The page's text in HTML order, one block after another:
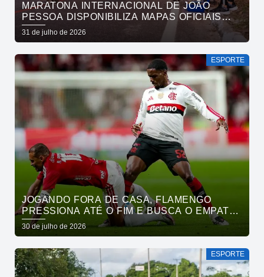
MARATONA INTERNACIONAL DE JOÃO
PESSOA DISPONIBILIZA MAPAS OFICIAIS
DAS PROVAS E ORIENTA ATLETAS SOBRE
TRAJETOS
31 de julho de 2026
ESPORTE
JOGANDO FORA DE CASA, FLAMENGO
PRESSIONA ATÉ O FIM E BUSCA O EMPATE
PELO BRASILEIRÃO
30 de julho de 2026
ESPORTE